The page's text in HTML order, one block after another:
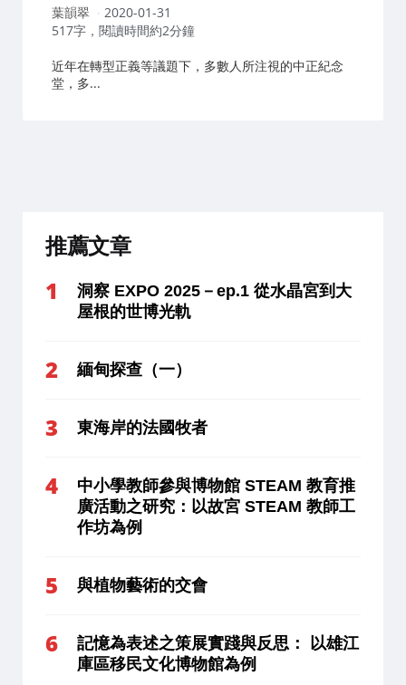
作
者：
葉韻翠
2020-01-31
517字，閱讀時間約2分鐘
近年在轉型正義等議題下，多數人所注視的中正紀念
堂，多...
推薦文章
洞察 EXPO 2025－ep.1 從水晶宮到大
屋根的世博光軌
緬甸探查（一）
東海岸的法國牧者
中小學教師參與博物館 STEAM 教育推
廣活動之研究：以故宮 STEAM 教師工
作坊為例
與植物藝術的交會
記憶為表述之策展實踐與反思： 以雄江
庫區移民文化博物館為例